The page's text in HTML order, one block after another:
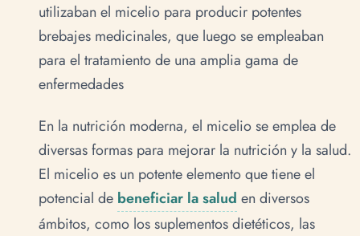
utilizaban el micelio para producir potentes
brebajes medicinales, que luego se empleaban
para el tratamiento de una amplia gama de
enfermedades
En la nutrición moderna, el micelio se emplea de
diversas formas para mejorar la nutrición y la salud.
El micelio es un potente elemento que tiene el
potencial de beneficiar la salud en diversos
ámbitos, como los suplementos dietéticos, las